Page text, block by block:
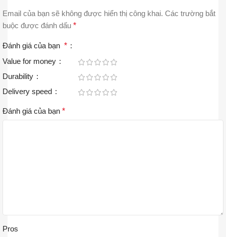
Email của bạn sẽ không được hiển thị công khai. Các trường bắt
buộc được đánh dấu *
Đánh giá của bạn *
Value for money
Durability
Delivery speed
Đánh giá của bạn *
Pros